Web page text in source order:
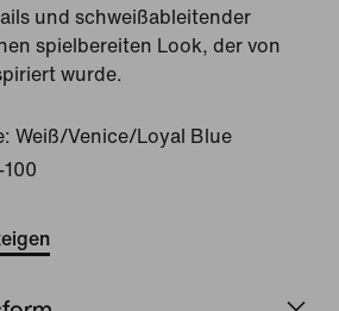
und schweißableitender
spielbereiten Look, der von
wurde.
Weiß/Venice/Loyal Blue